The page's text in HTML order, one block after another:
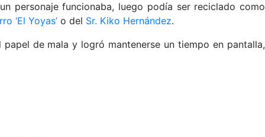
personaje funcionaba, luego podía ser reciclado como
‘El Yoyas’ o del Sr. Kiko Hernández.
de mala y logró mantenerse un tiempo en pantalla,